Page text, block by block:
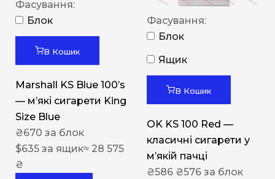
Фасування:
Блок
В Кошик
Marshall KS Blue 100’s
— м’які сигарети King
Size Blue
₴670 за блок
$635 за ящик≈ 28 575
₴
Фасування:
Блок
Ящик
В Кошик
OK KS 100 Red —
класичні сигарети у
м’якій пачці
₴586 ₴576 за блок